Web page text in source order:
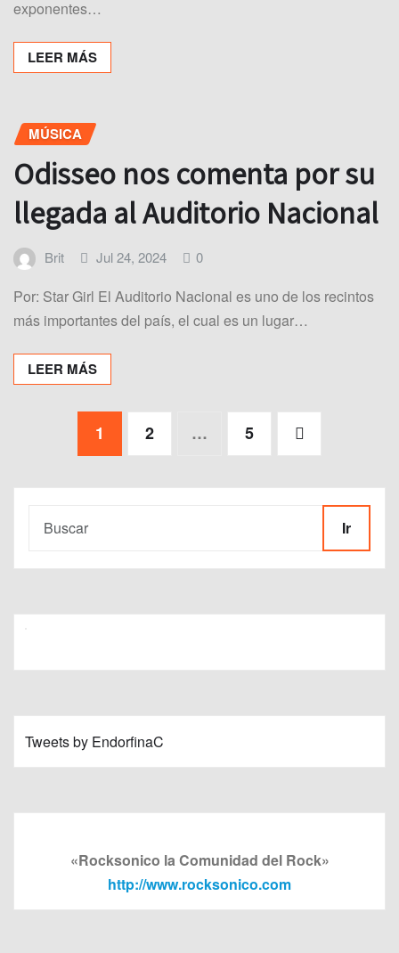
exponentes…
LEER MÁS
MÚSICA
Odisseo nos comenta por su
llegada al Auditorio Nacional
Brit Jul 24, 2024 0
Por: Star Girl El Auditorio Nacional es uno de los recintos
más importantes del país, el cual es un lugar…
LEER MÁS
1 2 … 5
Ir
Tweets by EndorfinaC
«Rocksonico la Comunidad del Rock»
http://www.rocksonico.com